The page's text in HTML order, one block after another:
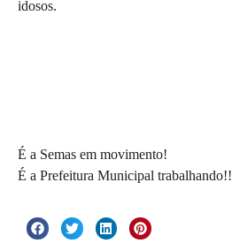
idosos.
É a Semas em movimento!
É a Prefeitura Municipal trabalhando!!